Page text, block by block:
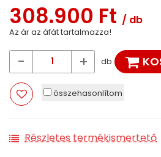
308.900 Ft / db
Az ár az áfát tartalmazza!
- + db
összehasonlítom
Részletes termékismertető